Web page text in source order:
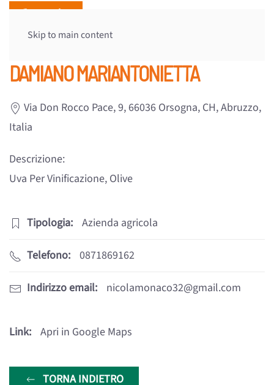
Skip to main content
DAMIANO MARIANTONIETTA
Via Don Rocco Pace, 9, 66036 Orsogna, CH, Abruzzo,
Italia
Descrizione:
Uva Per Vinificazione, Olive
Tipologia: Azienda agricola
Telefono: 0871869162
Indirizzo email: nicolamonaco32@gmail.com
Link: Apri in Google Maps
TORNA INDIETRO